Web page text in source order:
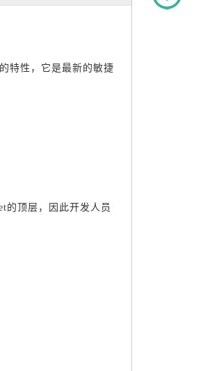
特性，它是最新的敏捷
的顶层，因此开发人员